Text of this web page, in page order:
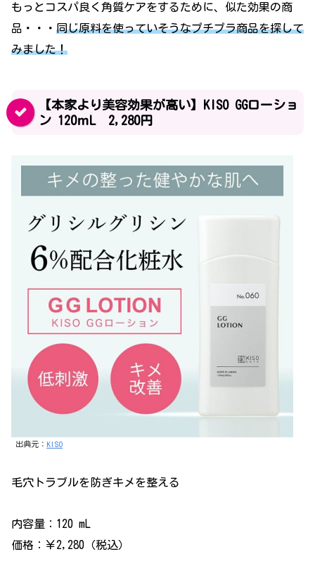
もっとコスパ良く角質ケアをするために、似た効果の商
品・・・ 同じ原料を使っていそうなプチプラ商品を探して
みました！
【本家より美容効果が高い】KISO GGローショ
ン 120ｍL 2,280円
出典元： KISO
毛穴トラブルを防ぎキメを整える
内容量：120 mL
価格：￥2,280（税込）